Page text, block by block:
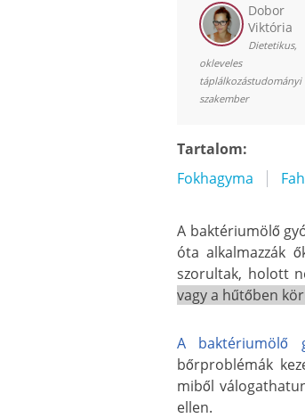
Dobor
Viktória
Dietetikus,
okleveles
táplálkozástudományi
szakember
Tartalom:
Fokhagyma
A baktériumölő
óta alkalmazzák
szorultak, holott
vagy a hűtőben
A baktériumölő
bőrproblémák
miből
ellen.